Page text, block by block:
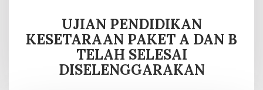
UJIAN PENDIDIKAN
KESETARAAN PAKET A DAN B
TELAH SELESAI
DISELENGGARAKAN